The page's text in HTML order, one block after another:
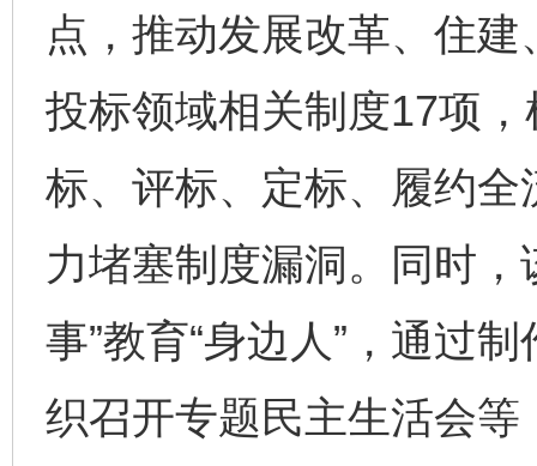
点，推动发展改革、住
投标领域相关制度17项
标、评标、定标、履约
力堵塞制度漏洞。同时
事”教育“身边人”，通过
织召开专题民主生活会